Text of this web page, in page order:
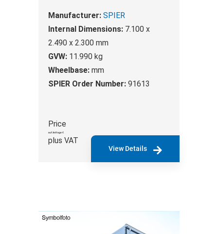
Manufacturer: SPIER
Internal Dimensions: 7.100 x
2.490 x 2.300 mm
GVW: 11.990 kg
Wheelbase: mm
SPIER Order Number: 91613
Price
auf Anfrage €
plus VAT
View Details